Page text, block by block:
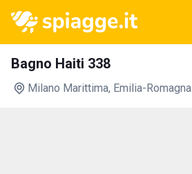
Bagno Haiti 338
Milano Marittima, Emilia-Romagna